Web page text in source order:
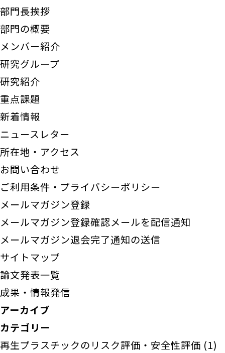
部門長挨拶
部門の概要
メンバー紹介
研究グループ
研究紹介
重点課題
新着情報
ニュースレター
所在地・アクセス
お問い合わせ
ご利用条件・プライバシーポリシー
メールマガジン登録
メールマガジン登録確認メールを配信通知
メールマガジン退会完了通知の送信
サイトマップ
論文発表一覧
成果・情報発信
アーカイブ
カテゴリー
再生プラスチックのリスク評価・安全性評価 (1)